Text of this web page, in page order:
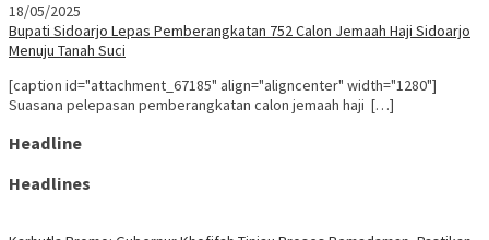
18/05/2025
Bupati Sidoarjo Lepas Pemberangkatan 752 Calon Jemaah Haji Sidoarjo
Menuju Tanah Suci
[caption id="attachment_67185" align="aligncenter" width="1280"]
Suasana pelepasan pemberangkatan calon jemaah haji […]
Headline
Headlines